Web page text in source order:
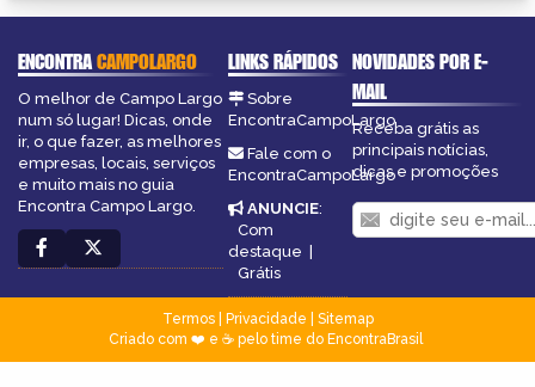
ENCONTRACAMPOLARGO
O melhor de Campo Largo
num só lugar! Dicas, onde
ir, o que fazer, as melhores
empresas, locais, serviços
e muito mais no guia
Encontra Campo Largo.
LINKS RÁPIDOS
Sobre
EncontraCampoLargo
Fale com o
EncontraCampoLargo
ANUNCIE:
Com
destaque
Grátis
NOVIDADES POR E-
MAIL
Receba grátis as
principais notícias,
dicas e promoções
Termos| Privacidade
Sitemap
Criado com ❤️ e ☕ pelo time do EncontraBrasil